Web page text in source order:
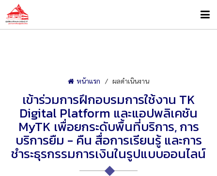
หน้าแรก ผลดำเนินงาน
เข้าร่วมการฝึกอบรมการใช้งาน TK
Digital Platform และแอปพลิเคชัน
MyTK เพื่อยกระดับพื้นที่บริการ, การ
บริการยืม - คืน สื่อการเรียนรู้ และการ
ชำระธุรกรรมการเงินในรูปแบบออนไลน์